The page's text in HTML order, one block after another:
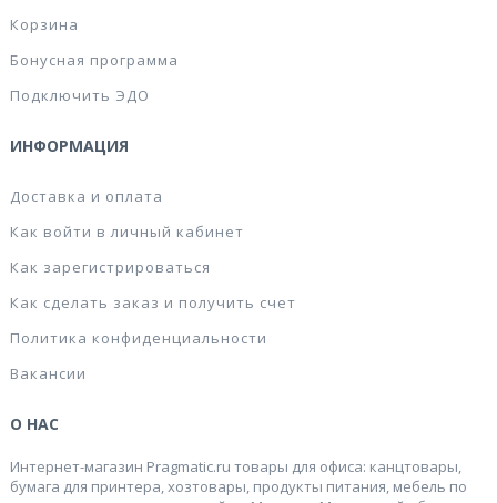
Корзина
Бонусная программа
Подключить ЭДО
ИНФОРМАЦИЯ
Доставка и оплата
Как войти в личный кабинет
Как зарегистрироваться
Как сделать заказ и получить счет
Политика конфиденциальности
Вакансии
О НАС
Интернет-магазин Pragmatic.ru товары для офиса: канцтовары,
бумага для принтера, хозтовары, продукты питания, мебель по